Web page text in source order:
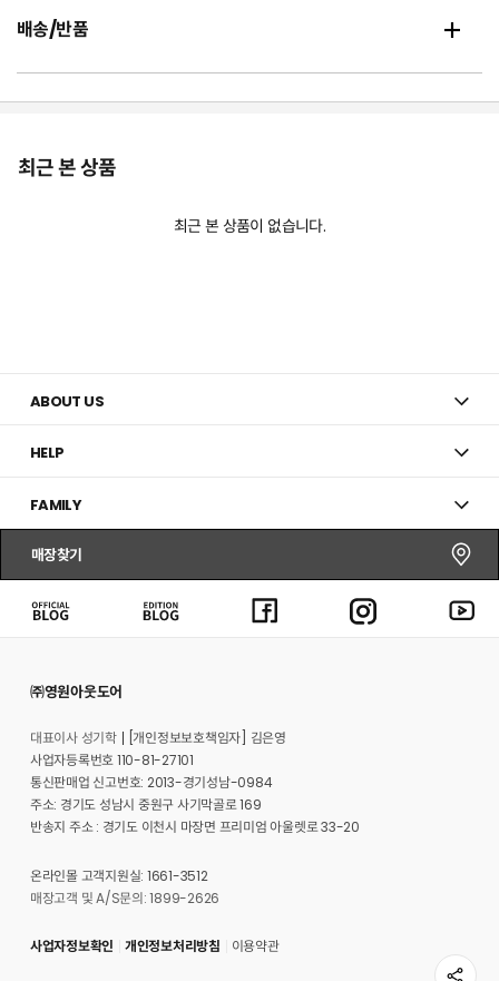
배송/반품
최근 본 상품
최근 본 상품이 없습니다.
ABOUT US
HELP
FAMILY
매장찾기
㈜영원아웃도어
대표이사 성기학
[개인정보보호책임자] 김은영
사업자등록번호 110-81-27101
통신판매업 신고번호: 2013-경기성남-0984
주소: 경기도 성남시 중원구 사기막골로 169
반송지 주소 : 경기도 이천시 마장면 프리미엄 아울렛로 33-20
온라인몰 고객지원실: 1661-3512
매장고객 및 A/S문의: 1899-2626
사업자정보확인 개인정보처리방침 이용약관